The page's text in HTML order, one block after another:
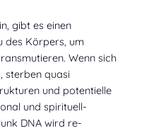
gibt es einen
des Körpers, um
Wenn sich
sterben quasi
und potentielle
und spirituell-
DNA wird re-